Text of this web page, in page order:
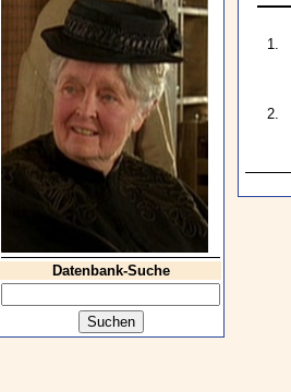
Datenbank-Suche
1.
2.